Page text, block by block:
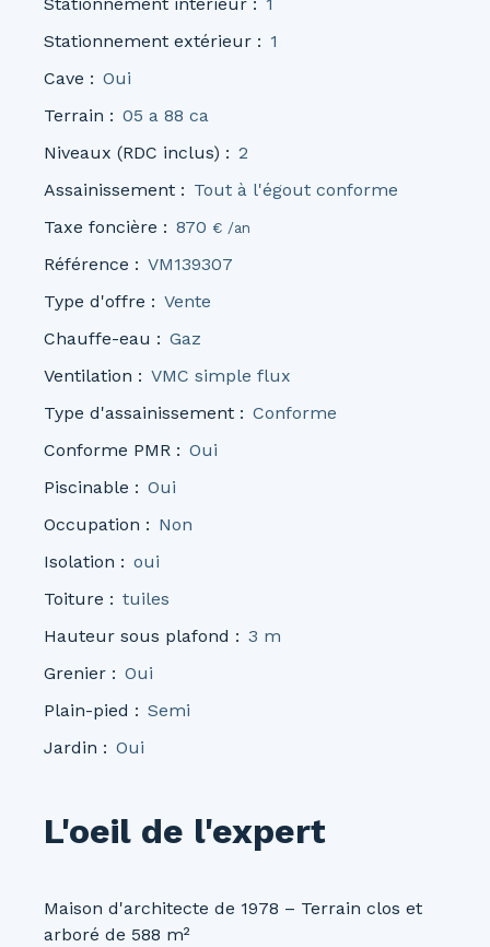
Stationnement extérieur : 1
Cave : Oui
Terrain : 05 a 88 ca
Niveaux (RDC inclus) : 2
Assainissement : Tout à l'égout conforme
Taxe foncière : 870 € /an
Référence : VM139307
Type d'offre : Vente
Chauffe-eau : Gaz
Ventilation : VMC simple flux
Type d'assainissement : Conforme
Conforme PMR : Oui
Piscinable : Oui
Occupation : Non
Isolation : oui
Toiture : tuiles
Hauteur sous plafond : 3 m
Grenier : Oui
Plain-pied : Semi
Jardin : Oui
L'oeil de l'expert
Maison d'architecte de 1978 – Terrain clos et
arboré de 588 m²